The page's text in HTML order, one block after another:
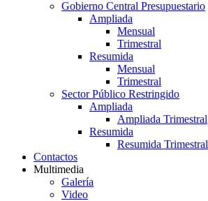
Gobierno Central Presupuestario
Ampliada
Mensual
Trimestral
Resumida
Mensual
Trimestral
Sector Público Restringido
Ampliada
Ampliada Trimestral
Resumida
Resumida Trimestral
Contactos
Multimedia
Galería
Video